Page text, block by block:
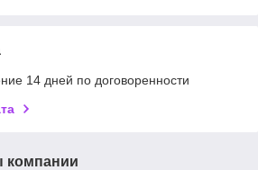
14 дней по договоренности
компании